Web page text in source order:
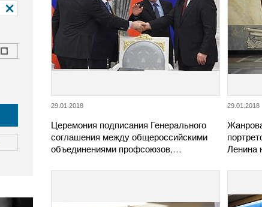
29.01.2018
Церемония подписания Генерального
соглашения между общероссийскими
объединениями профсоюзов,…
29.01.2018
Ленина